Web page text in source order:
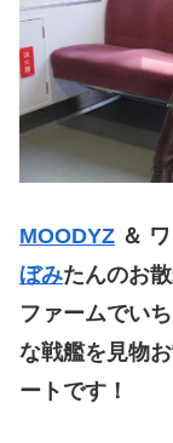
MOODYZ ＆
ぼみたんのお
ファームでい
な戦艦を見物
ートです！